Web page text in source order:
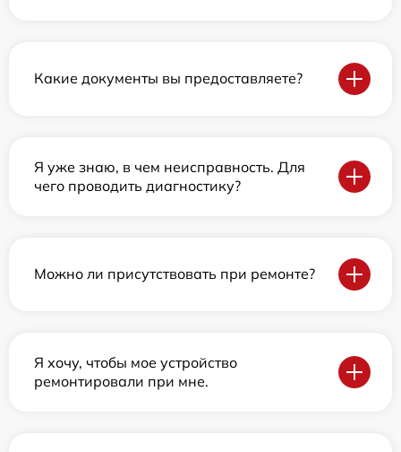
Какие документы вы предоставляете?
Я уже знаю, в чем неисправность. Для
чего проводить диагностику?
Можно ли присутствовать при ремонте?
Я хочу, чтобы мое устройство
ремонтировали при мне.